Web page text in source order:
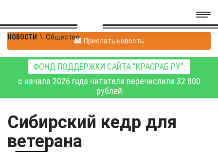
НОВОСТИ \ Общество Прислать новость
ФОНД ПОДДЕРЖКИ САЙТА "КРАСРАБ.РУ":
с начала 2026 года читатели перечислили 32 800
рублей
Сибирский кедр для
ветерана